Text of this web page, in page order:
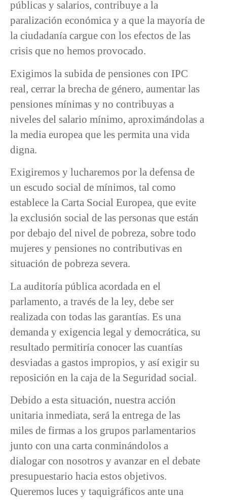
públicas y salarios, contribuye a la
paralización económica y a que la mayoría de
la ciudadanía cargue con los efectos de las
crisis que no hemos provocado.
Exigimos la subida de pensiones con IPC
real, cerrar la brecha de género, aumentar las
pensiones mínimas y no contribuyas a
niveles del salario mínimo, aproximándolas a
la media europea que les permita una vida
digna.
Exigiremos y lucharemos por la defensa de
un escudo social de mínimos, tal como
establece la Carta Social Europea, que evite
la exclusión social de las personas que están
por debajo del nivel de pobreza, sobre todo
mujeres y pensiones no contributivas en
situación de pobreza severa.
La auditoría pública acordada en el
parlamento, a través de la ley, debe ser
realizada con todas las garantías. Es una
demanda y exigencia legal y democrática, su
resultado permitiría conocer las cuantías
desviadas a gastos impropios, y así exigir su
reposición en la caja de la Seguridad social.
Debido a esta situación, nuestra acción
unitaria inmediata, será la entrega de las
miles de firmas a los grupos parlamentarios
junto con una carta conminándolos a
dialogar con nosotros y avanzar en el debate
presupuestario hacia estos objetivos.
Queremos luces y taquigráficos ante una